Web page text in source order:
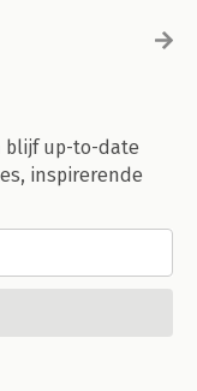
blijf up-to-date
inspirerende